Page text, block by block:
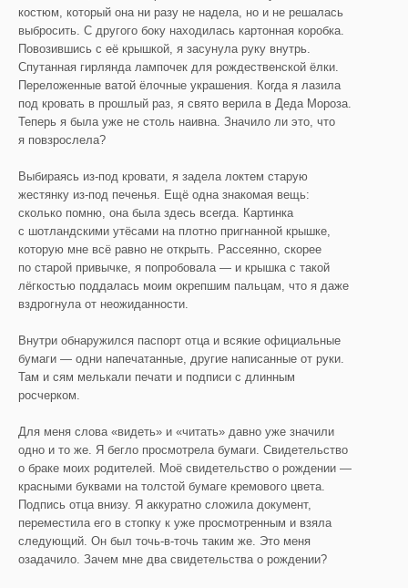
костюм, который она ни разу не надела, но и не решалась
выбросить. С другого боку находилась картонная коробка.
Повозившись с её крышкой, я засунула руку внутрь.
Спутанная гирлянда лампочек для рождественской ёлки.
Переложенные ватой ёлочные украшения. Когда я лазила
под кровать в прошлый раз, я свято верила в Деда Мороза.
Теперь я была уже не столь наивна. Значило ли это, что
я повзрослела?
Выбираясь из-под кровати, я задела локтем старую
жестянку из-под печенья. Ещё одна знакомая вещь:
сколько помню, она была здесь всегда. Картинка
с шотландскими утёсами на плотно пригнанной крышке,
которую мне всё равно не открыть. Рассеянно, скорее
по старой привычке, я попробовала — и крышка с такой
лёгкостью поддалась моим окрепшим пальцам, что я даже
вздрогнула от неожиданности.
Внутри обнаружился паспорт отца и всякие официальные
бумаги — одни напечатанные, другие написанные от руки.
Там и сям мелькали печати и подписи с длинным
росчерком.
Для меня слова «видеть» и «читать» давно уже значили
одно и то же. Я бегло просмотрела бумаги. Свидетельство
о браке моих родителей. Моё свидетельство о рождении —
красными буквами на толстой бумаге кремового цвета.
Подпись отца внизу. Я аккуратно сложила документ,
переместила его в стопку к уже просмотренным и взяла
следующий. Он был точь-в-точь таким же. Это меня
озадачило. Зачем мне два свидетельства о рождении?